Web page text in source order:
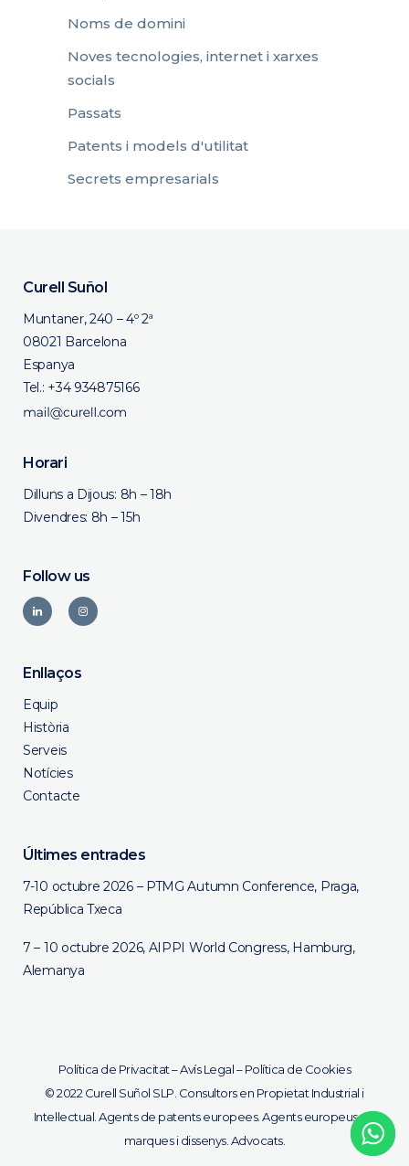
Noms de domini
Noves tecnologies, internet i xarxes
socials
Passats
Patents i models d'utilitat
Secrets empresarials
Curell Suñol
Muntaner, 240 – 4º 2ª
08021 Barcelona
Espanya
Tel.: +34 934875166
Horari
Dilluns a Dijous: 8h – 18h
Divendres: 8h – 15h
Follow us
Enllaços
Equip
Història
Serveis
Notícies
Contacte
Últimes entrades
7-10 octubre 2026 – PTMG Autumn Conference, Praga,
República Txeca
7 – 10 octubre 2026, AIPPI World Congress, Hamburg,
Alemanya
Política de Privacitat–Avís Legal–Política de Cookies
© 2022 Curell Suñol SLP. Consultors en Propietat Industrial i
Intel·lectual. Agents de patents europees. Agents europeus de
marques i dissenys. Advocats.